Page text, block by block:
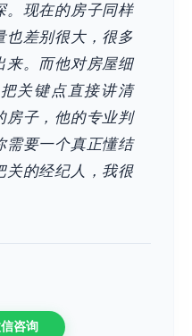
。现在的房子同样
也差别很大，很多
来。而他对房屋细
关键点直接讲清
房子，他的专业判
需要一个真正懂结
关的经纪人，我很
咨询